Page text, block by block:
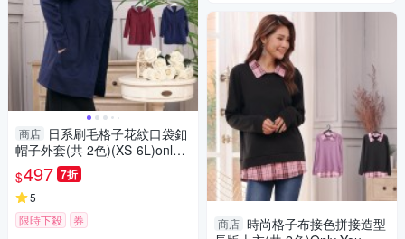
商店 日系刷毛格子花紋口袋釦
帽子外套(共 2色)(XS-6L)onlyy
ou 中大尺碼 MIT台灣製 【A50
91】
$497 7折
5
限時下殺
券 商店 時尚格子布接色拼接造型